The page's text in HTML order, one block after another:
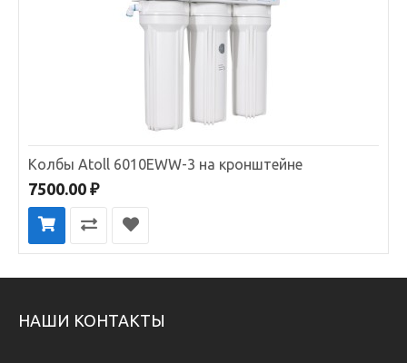
Колбы Atoll 6010EWW-3 на кронштейне
7500.00 ₽
НАШИ КОНТАКТЫ